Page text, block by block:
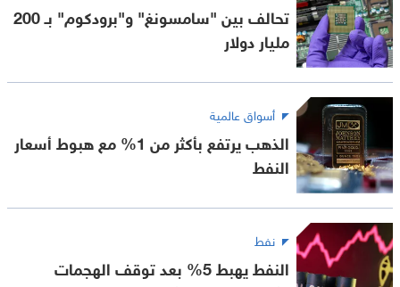
تحالف بين "سامسونغ" و"برودكوم" بـ 200
مليار دولار
أسواق عالمية
الذهب يرتفع بأكثر من 1% مع هبوط أسعار
النفط
نفط
النفط يهبط 5% بعد توقف الهجمات